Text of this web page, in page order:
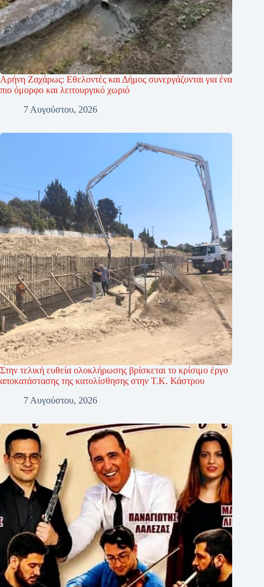
Αρήνη Ζαχάρως: Εθελοντές και Δήμος συνεργάζονται για ένα
πιο όμορφο και λειτουργικό χωριό
7 Αυγούστου, 2026
Στην τελική ευθεία ολοκλήρωσης βρίσκεται το κρίσιμο έργο
αποκατάστασης της κατολίσθησης στην Τ.Κ. Κάστρου
7 Αυγούστου, 2026